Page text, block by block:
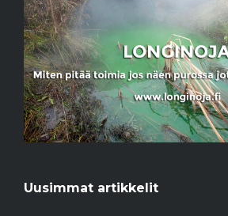
Uusimmat artikkelit